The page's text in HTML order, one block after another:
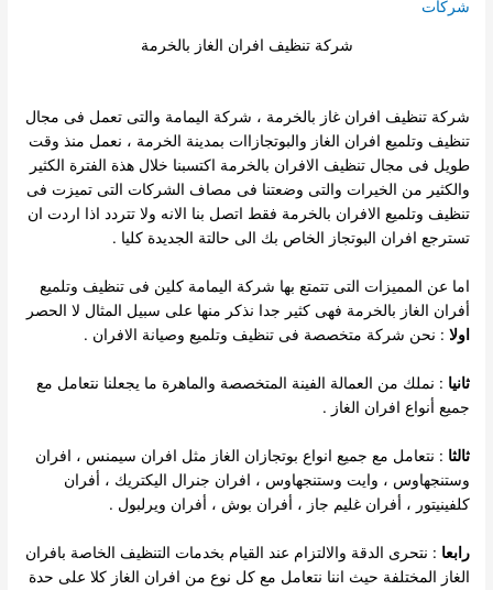
شركات
شركة تنظيف افران الغاز بالخرمة
شركة تنظيف افران غاز بالخرمة ، شركة اليمامة والتى تعمل فى مجال
تنظيف وتلميع افران الغاز والبوتجازاات بمدينة الخرمة ، نعمل منذ وقت
طويل فى مجال تنظيف الافران بالخرمة اكتسبنا خلال هذة الفترة الكثير
والكثير من الخيرات والتى وضعتنا فى مصاف الشركات التى تميزت فى
تنظيف وتلميع الافران بالخرمة فقط اتصل بنا الانه ولا تتردد اذا اردت ان
تسترجع افران البوتجاز الخاص بك الى حالتة الجديدة كليا .
اما عن المميزات التى تتمتع بها شركة اليمامة كلين فى تنظيف وتلميع
أفران الغاز بالخرمة فهى كثير جدا نذكر منها على سبيل المثال لا الحصر
اولا : نحن شركة متخصصة فى تنظيف وتلميع وصيانة الافران .
ثانيا : نملك من العمالة الفينة المتخصصة والماهرة ما يجعلنا نتعامل مع
جميع أنواع افران الغاز .
ثالثا : نتعامل مع جميع انواع بوتجازان الغاز مثل افران سيمنس ، افران
وستنجهاوس ، وايت وستنجهاوس ، افران جنرال اليكتريك ، أفران
كلفينيتور ، أفران غليم جاز ، أفران بوش ، أفران ويرلبول .
رابعا : نتحرى الدقة والالتزام عند القيام بخدمات التنظيف الخاصة بافران
الغاز المختلفة حيث اننا نتعامل مع كل نوع من افران الغاز كلا على حدة